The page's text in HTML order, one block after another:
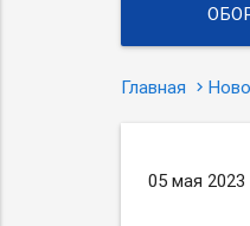
Главная
05 мая 2023